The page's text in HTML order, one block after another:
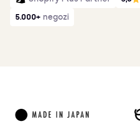
5.000+ negozi